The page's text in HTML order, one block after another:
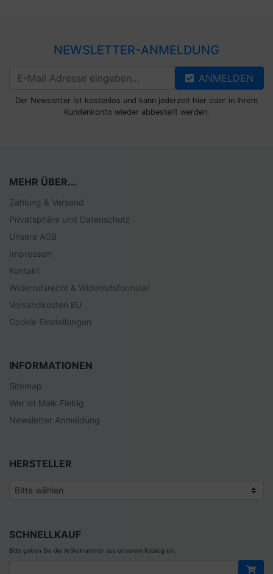
NEWSLETTER-ANMELDUNG
ANMELDEN
Der Newsletter ist kostenlos und kann jederzeit hier oder in Ihrem
Kundenkonto wieder abbestellt werden.
MEHR ÜBER...
Zahlung & Versand
Privatsphäre und Datenschutz
Unsere AGB
Impressum
Kontakt
Widerrufsrecht & Widerrufsformular
Versandkosten EU
Cookie Einstellungen
INFORMATIONEN
Sitemap
Wer ist Maik Fiebig
Newsletter Anmeldung
HERSTELLER
SCHNELLKAUF
Bitte geben Sie die Artikelnummer aus unserem Katalog ein.